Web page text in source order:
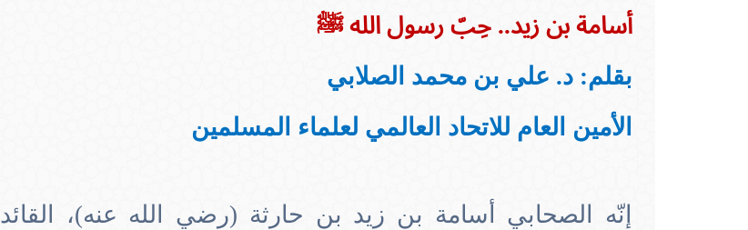
أسامة بن زيد.. حِبّ رسول الله ﷺ
بقلم: د. علي بن محمد الصلابي
الأمين العام للاتحاد العالمي لعلماء المسلمين
إنّه الصحابي أسامة بن زيد بن حارثة (رضي الله عنه)، القائد